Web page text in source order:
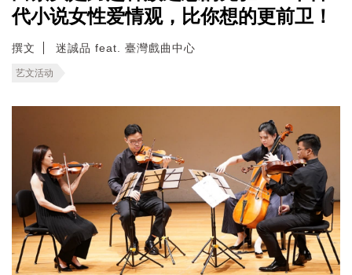
代小说女性爱情观，比你想的更前卫！
撰文 迷誠品 feat. 臺灣戲曲中心
艺文活动